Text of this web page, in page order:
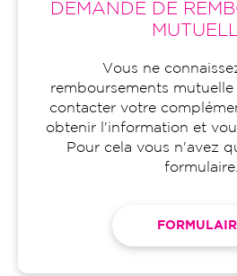
DEMANDE DE
Vous ne
remboursements
contacter votre
obtenir l'information et
Pour cela vous n'avez
formulaire.